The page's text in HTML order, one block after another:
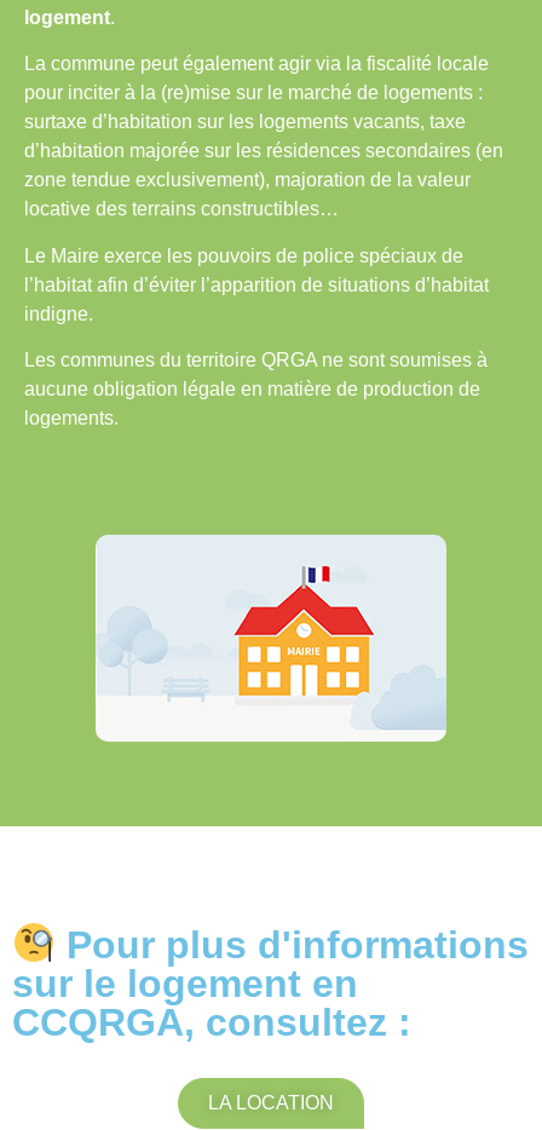
logement.
La commune peut également agir via la fiscalité locale
pour inciter à la (re)mise sur le marché de logements :
surtaxe d’habitation sur les logements vacants, taxe
d’habitation majorée sur les résidences secondaires (en
zone tendue exclusivement), majoration de la valeur
locative des terrains constructibles…
Le Maire exerce les pouvoirs de police spéciaux de
l’habitat afin d’éviter l’apparition de situations d’habitat
indigne.
Les communes du territoire QRGA ne sont soumises à
aucune obligation légale en matière de production de
logements.
Pour plus d'informations
sur le logement en
CCQRGA, consultez :
LA LOCATION